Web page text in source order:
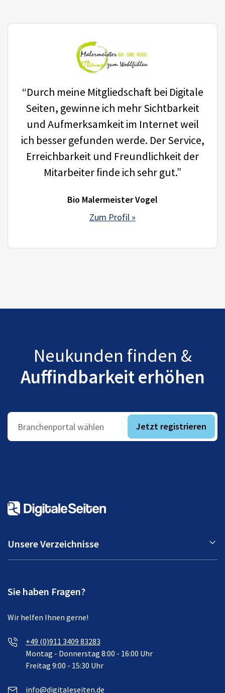
“Durch meine Mitgliedschaft bei Digitale
Seiten, gewinne ich mehr Sichtbarkeit
und Aufmerksamkeit im Internet weil
ich besser gefunden werde. Der Service,
Erreichbarkeit und Freundlichkeit der
Mitarbeiter finde ich sehr gut.”
Bio Malermeister Vogel
Zum Profil »
Neukunden finden &
Auffindbarkeit erhöhen
Branchenportal wählen Jetzt registrieren
Unsere Verzeichnisse
Sie haben Fragen?
Wir helfen Ihnen gerne!
+49 (0)911 3409 83283
Montag - Donnerstag 8:00 - 16:00 Uhr
Freitag 9:00 - 15:30 Uhr
info@digitaleseiten.de